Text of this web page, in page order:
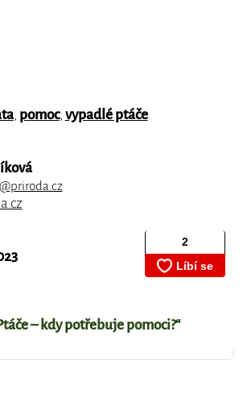
, pomoc, vypadlé ptáče
– kdy potřebuje pomoci?“